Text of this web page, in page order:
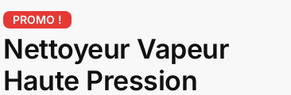
PROMO !
Nettoyeur Vapeur
Haute Pression